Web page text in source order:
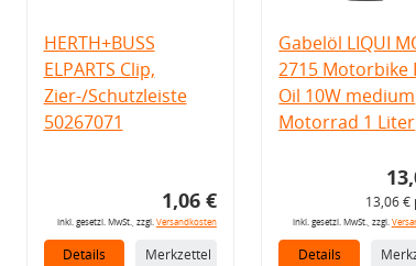
HERTH+BUSS
ELPARTS Clip,
Zier-/Schutzleiste
50267071
1,06 €
inkl. gesetzl. MwSt., zzgl. Versandkosten
Details Merkzettel
Gabelöl LIQUI
2715 Motorbike
Oil 10W medium
Motorrad 1 Liter
13,06 €
inkl. gesetzl. MwSt., zzgl.
Details